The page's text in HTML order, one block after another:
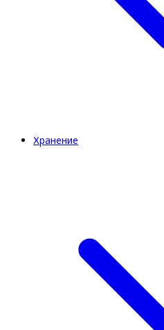
Хранение